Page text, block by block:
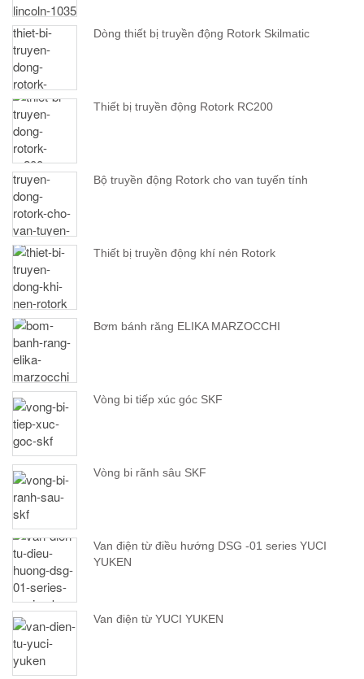
Dòng thiết bị truyền động Rotork Skilmatic
Thiết bị truyền động Rotork RC200
Bộ truyền động Rotork cho van tuyến tính
Thiết bị truyền động khí nén Rotork
Bơm bánh răng ELIKA MARZOCCHI
Vòng bi tiếp xúc góc SKF
Vòng bi rãnh sâu SKF
Van điện từ điều hướng DSG -01 series YUCI
YUKEN
Van điện từ YUCI YUKEN